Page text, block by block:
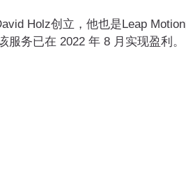
Holz创立，他也是Leap
务已在 2022 年 8 月实现盈利。